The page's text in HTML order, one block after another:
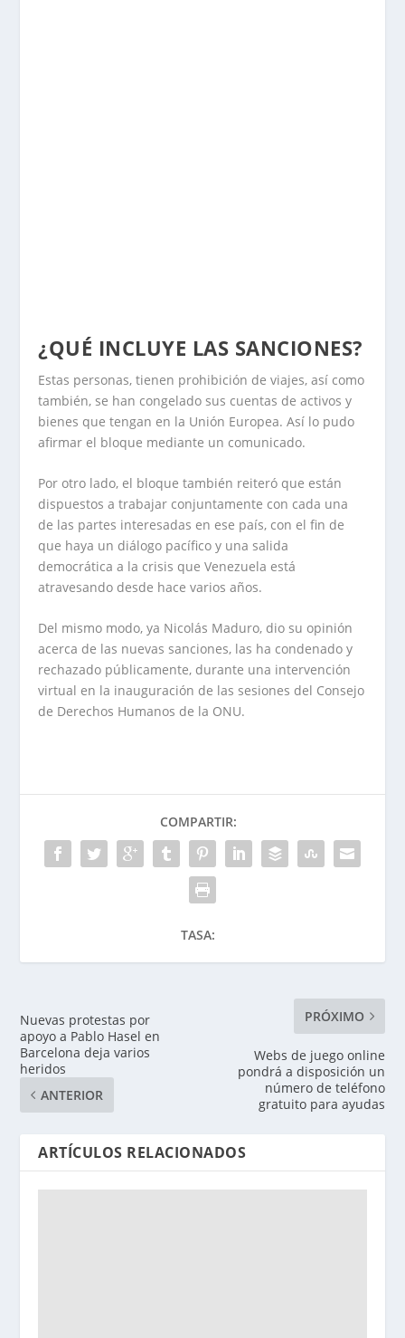
¿QUÉ INCLUYE LAS SANCIONES?
Estas personas, tienen prohibición de viajes, así como
también, se han congelado sus cuentas de activos y
bienes que tengan en la Unión Europea. Así lo pudo
afirmar el bloque mediante un comunicado.
Por otro lado, el bloque también reiteró que están
dispuestos a trabajar conjuntamente con cada una
de las partes interesadas en ese país, con el fin de
que haya un diálogo pacífico y una salida
democrática a la crisis que Venezuela está
atravesando desde hace varios años.
Del mismo modo, ya Nicolás Maduro, dio su opinión
acerca de las nuevas sanciones, las ha condenado y
rechazado públicamente, durante una intervención
virtual en la inauguración de las sesiones del Consejo
de Derechos Humanos de la ONU.
COMPARTIR:
TASA:
Nuevas protestas por
apoyo a Pablo Hasel en
Barcelona deja varios
heridos
ANTERIOR
PRÓXIMO
Webs de juego online
pondrá a disposición un
número de teléfono
gratuito para ayudas
ARTÍCULOS RELACIONADOS